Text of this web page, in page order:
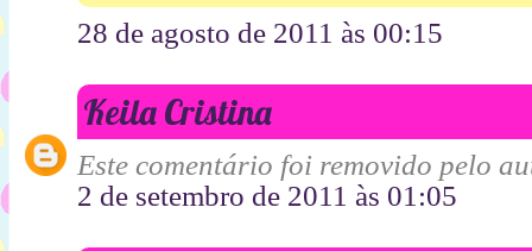
28 de agosto de 2011 às 00:15
Keila Cristina
Este comentário foi removido pelo
2 de setembro de 2011 às 01:05